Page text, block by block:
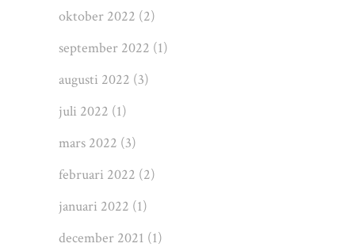
oktober 2022 (2)
september 2022 (1)
augusti 2022 (3)
juli 2022 (1)
mars 2022 (3)
februari 2022 (2)
januari 2022 (1)
december 2021 (1)